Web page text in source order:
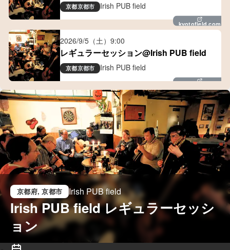
京都京都市 Irish PUB field
kyotofield.com
2026/9/5（土） 9:00
レギュラーセッション@Irish PUB field
京都京都市 Irish PUB field
京都府, 京都市 Irish PUB field
Irish PUB field レギュラーセッシ
ョン